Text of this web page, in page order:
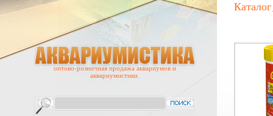
Каталог
оптово-розничная продажа аквариумов и
аквариумистики.